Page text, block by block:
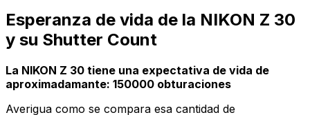
Esperanza de vida de la NIKON Z 30
y su Shutter Count
La NIKON Z 30 tiene una expectativa de vida de
aproximadamante: 150000 obturaciones
Averigua como se compara esa cantidad de